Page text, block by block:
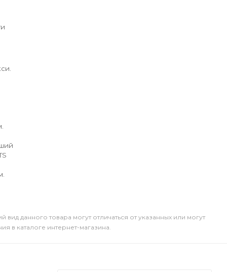
вид данного товара могут отличаться от указанных или могут
в каталоге интернет-магазина.